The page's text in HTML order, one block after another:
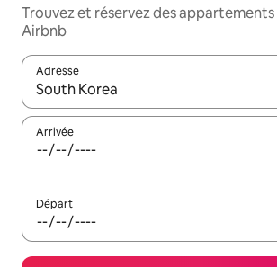
Trouvez et réservez des appartements
Airbnb
Adresse
Lorsque les résultats s'affichent, utilisez
Arrivée
Départ